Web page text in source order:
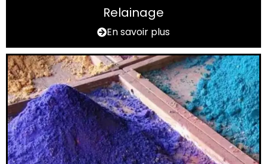
Relainage
En savoir plus